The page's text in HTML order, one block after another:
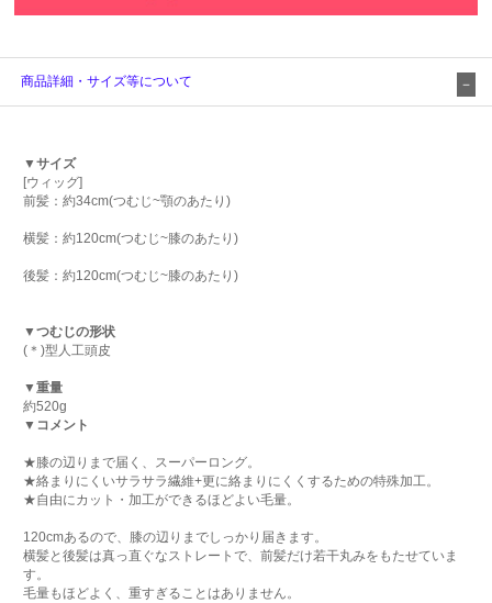
商品詳細・サイズ等について
▼サイズ
[ウィッグ]
前髪：約34cm(つむじ~顎のあたり)
横髪：約120cm(つむじ~膝のあたり)
後髪：約120cm(つむじ~膝のあたり)
▼つむじの形状
(＊)型人工頭皮
▼重量
約520g
▼コメント
★膝の辺りまで届く、スーパーロング。
★絡まりにくいサラサラ繊維+更に絡まりにくくするための特殊加工。
★自由にカット・加工ができるほどよい毛量。
120cmあるので、膝の辺りまでしっかり届きます。
横髪と後髪は真っ直ぐなストレートで、前髪だけ若干丸みをもたせていま
す。
毛量もほどよく、重すぎることはありません。